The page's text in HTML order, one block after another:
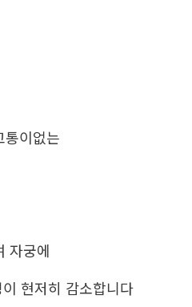
이없는
자궁에
현저히 감소합니다